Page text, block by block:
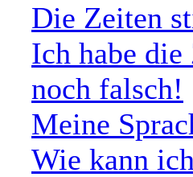
Die Zeiten
Ich habe
noch falsch!
Meine
Wie kann